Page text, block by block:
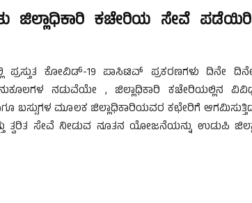
ಜಿಲ್ಲಾಧಿಕಾರಿ ಕಚೇರಿಯ ಸೇವೆ ಪಡೆಯಿರಿ
ಕೋವಿಡ್-19 ಪಾಸಿಟಿವ್ ಪ್ರಕರಣಗಳು ದಿನೇ ದಿನೇ
ನಡುವೆಯೇ , ಜಿಲ್ಲಾಧಿಕಾರಿ ಕಚೇರಿಯಲ್ಲಿನ
ಬಸ್ಸುಗಳ ಮೂಲಕ ಜಿಲ್ಲಾಧಿಕಾರಿಯವರ ಕಛೇರಿಗೆ
ತ್ವರಿತ ಸೇವೆ ನೀಡುವ ನೂತನ ಯೋಜನೆಯನ್ನು ಉಡುಪಿ